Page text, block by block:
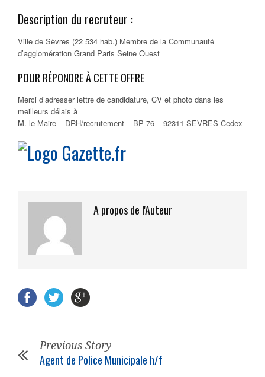
Description du recruteur :
Ville de Sèvres (22 534 hab.) Membre de la Communauté
d’agglomération Grand Paris Seine Ouest
POUR RÉPONDRE À CETTE OFFRE
Merci d’adresser lettre de candidature, CV et photo dans les
meilleurs délais à
M. le Maire – DRH/recrutement – BP 76 – 92311 SEVRES Cedex
A propos de l'Auteur
Previous Story
Agent de Police Municipale h/f